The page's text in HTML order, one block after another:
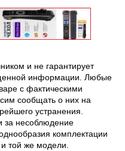
и не гарантирует
информации. Любые
с фактическими
сообщать о них на
устранения.
за несоблюдение
комплектации
той же модели.